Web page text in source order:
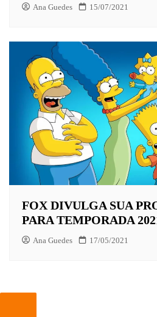
Ana Guedes 15/07/2021
FOX DIVULGA SUA
PARA TEMPORADA
Ana Guedes 17/05/2021